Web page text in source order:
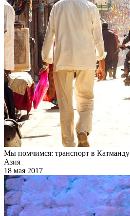
Мы помчимся: транспорт в Катманду
Азия
18 мая 2017